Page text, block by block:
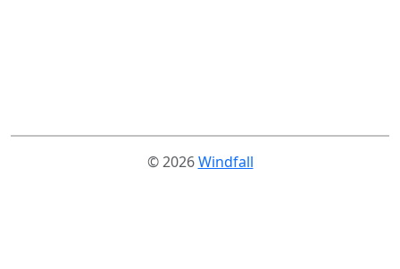
© 2026Windfall